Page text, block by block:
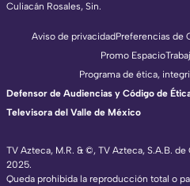
Culiacán Rosales, Sin.
TV Azteca, M.R. & ©, TV Azteca, S.A.B.
2025.
Queda prohibida la reproducción total o
Aviso de privacidadPreferencias de
Promo Espacio
Programa de ética,
Defensor de Audiencias y Código de
Televisora del Valle de México